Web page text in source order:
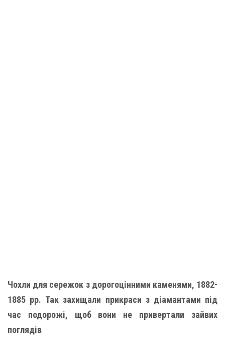
Чохли для сережок з дорогоцінними каменями, 1882-
1885 рр. Так захищали прикраси з діамантами під
час подорожі, щоб вони не привертали зайвих
поглядів